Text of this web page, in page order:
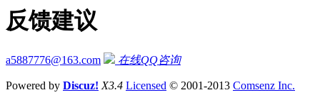
反馈建议
a5887776@163.com 在线QQ咨询
Powered by Discuz! X3.4 Licensed © 2001-2013 Comsenz Inc.